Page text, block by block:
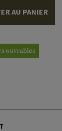
AU PANIER
ouvrables